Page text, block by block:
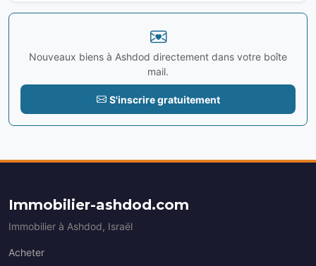
Nouveaux biens à Ashdod directement dans votre boîte
mail.
S'inscrire gratuitement
Immobilier-ashdod.com
Immobilier à Ashdod, Israël
Acheter